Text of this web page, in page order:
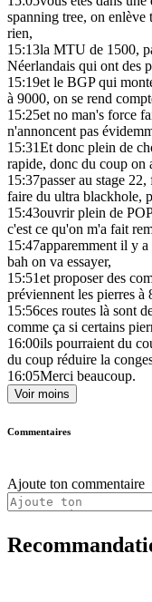
spanning tree, on
rien,
15:13la MTU de 1500,
Néerlandais qui ont des
15:19et le BGP qui
à 9000, on se rend
15:25et no man's force
n'annoncent pas
15:31Et donc plein de
rapide, donc du coup on
15:37passer au stage
faire du ultra blackhole,
15:43ouvrir plein de
c'est ce qu'on m'a fait
15:47apparemment il y
bah on va essayer,
15:51et proposer des
préviennent les pierres à
15:56ces routes là sont
comme ça si certains
16:00ils pourraient du
du coup réduire la
16:05Merci beaucoup.
Voir moins
Commentaires
Ajoute ton commentaire